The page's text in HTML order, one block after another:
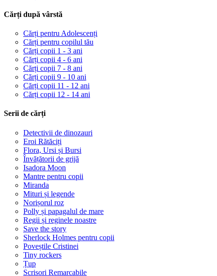
Cărți după vârstă
Cărți pentru Adolescenți
Cărți pentru copilul tău
Cărți copii 1 - 3 ani
Cărți copii 4 - 6 ani
Cărți copii 7 - 8 ani
Cărți copii 9 - 10 ani
Cărți copii 11 - 12 ani
Cărți copii 12 - 14 ani
Serii de cărți
Detectivii de dinozauri
Eroi Rătăciți
Flora, Ursi și Bursi
Învățătorii de grijă
Isadora Moon
Mantre pentru copii
Miranda
Mituri și legende
Norișorul roz
Polly și papagalul de mare
Regii și reginele noastre
Save the story
Sherlock Holmes pentru copii
Poveștile Cristinei
Tiny rockers
Țup
Scrisori Remarcabile